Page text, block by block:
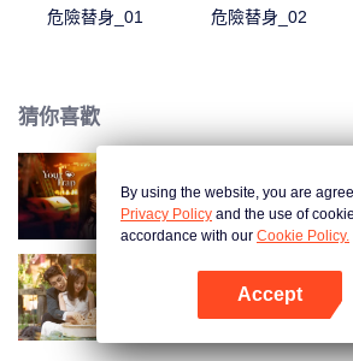
危險替身_01 危險替身_02
猜你喜歡
步步深陷
以愛為契
By using the website, you are
Privacy Policy and the use of
accordance with our Cookie Policy.
Accept